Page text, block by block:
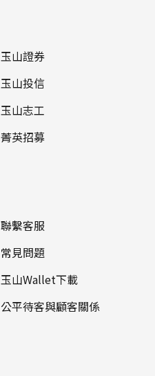
玉山證券
玉山投信
玉山志工
菁英招募
聯繫客服
常見問題
玉山Wallet下載
公平待客與顧客關係